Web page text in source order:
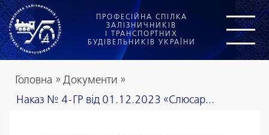
ПРОФЕСІЙНА СПІЛКА
ЗАЛІЗНИЧНИКІВ
І ТРАНСПОРТНИХ
БУДІВЕЛЬНИКІВ УКРАЇНИ
Головна » Документи »
Наказ № 4-ГР від 01.12.2023 «Слюсар...